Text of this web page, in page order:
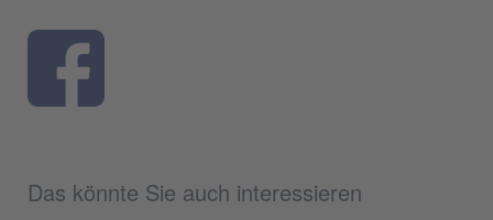
Das könnte Sie auch interessieren